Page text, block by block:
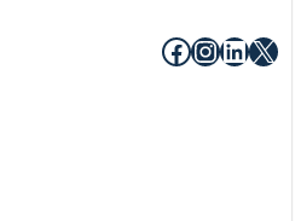
Facebook
X